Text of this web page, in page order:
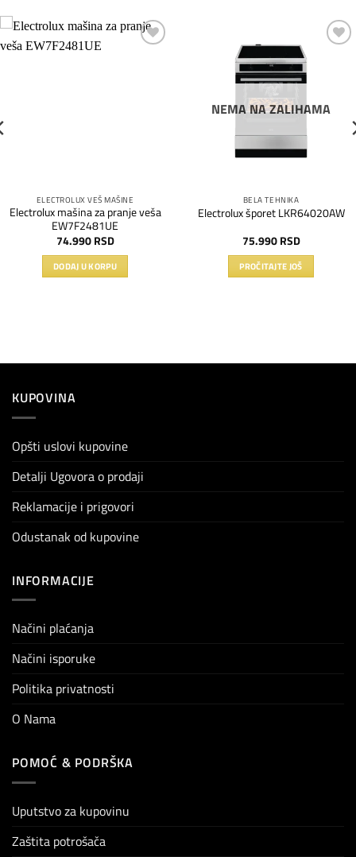
ELECTROLUX VEŠ MAŠINE
Electrolux mašina za pranje veša
EW7F2481UE
74.990 RSD
DODAJ U KORPU
NEMA NA ZALIHAMA
BELA TEHNIKA
Electrolux šporet LKR64020AW
75.990 RSD
PROČITAJTE JOŠ
KUPOVINA
Opšti uslovi kupovine
Detalji Ugovora o prodaji
Reklamacije i prigovori
Odustanak od kupovine
INFORMACIJE
Načini plaćanja
Načini isporuke
Politika privatnosti
O Nama
POMOĆ & PODRŠKA
Uputstvo za kupovinu
Zaštita potrošača